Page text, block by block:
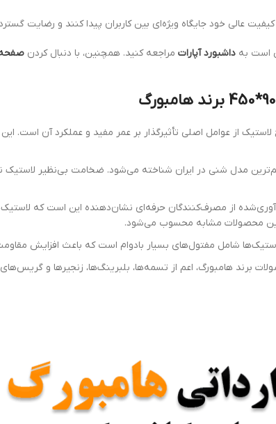
عالی خود جایگاه ویژه‌ای بین کاربران پیدا کنند و رضایت
است به داشبورد آپارات مراجعه کنید. همچنین، با دنبال کردن صفحه
از عوامل اصلی تأثیرگذار بر عمر مفید و عملکرد آن است.
مدل شنی در ایران شناخته می‌شود. ضخامت بی‌نظیر لاستیک
بین محصولات مشابه محسوب می‌شود.
شامل مفتول‌های بسیار بادوام است که باعث افزایش
برند هامبورگ، اعم از تسمه‌ها، بلبرینگ‌ها، زنجیرها و